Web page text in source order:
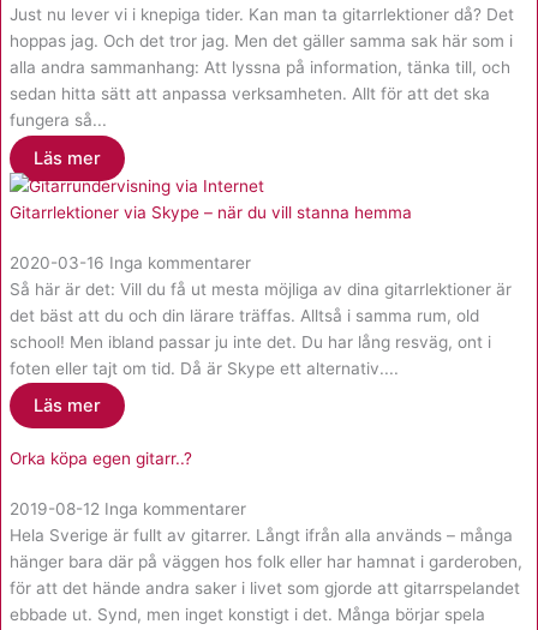
Just nu lever vi i knepiga tider. Kan man ta gitarrlektioner då? Det
hoppas jag. Och det tror jag. Men det gäller samma sak här som i
alla andra sammanhang: Att lyssna på information, tänka till, och
sedan hitta sätt att anpassa verksamheten. Allt för att det ska
fungera så...
Läs mer
Gitarrlektioner via Skype – när du vill stanna hemma
2020-03-16 Inga kommentarer
Så här är det: Vill du få ut mesta möjliga av dina gitarrlektioner är
det bäst att du och din lärare träffas. Alltså i samma rum, old
school! Men ibland passar ju inte det. Du har lång resväg, ont i
foten eller tajt om tid. Då är Skype ett alternativ....
Läs mer
Orka köpa egen gitarr..?
2019-08-12 Inga kommentarer
Hela Sverige är fullt av gitarrer. Långt ifrån alla används – många
hänger bara där på väggen hos folk eller har hamnat i garderoben,
för att det hände andra saker i livet som gjorde att gitarrspelandet
ebbade ut. Synd, men inget konstigt i det. Många börjar spela